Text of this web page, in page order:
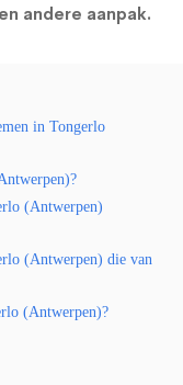
andere aanpak.
in Tongerlo
(Antwerpen)
(Antwerpen) die van
(Antwerpen)?